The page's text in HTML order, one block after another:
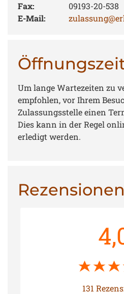
Fax:
09193-20-538
E-Mail:
Um lange Wartezeiten zu
empfohlen, vor Ihrem
Zulassungsstelle einen
Dies kann in der Regel
erledigt werden.
131